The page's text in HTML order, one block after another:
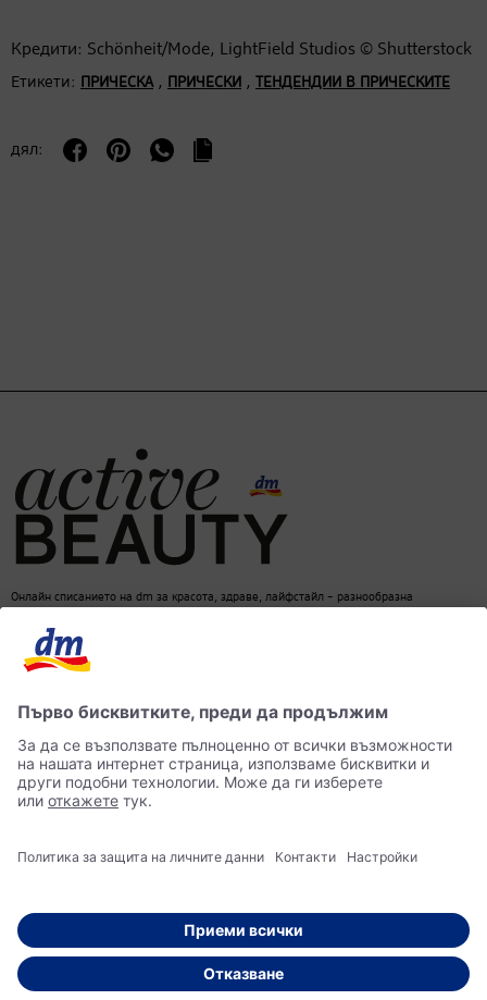
Кредити: Schönheit/Mode, LightField Studios © Shutterstock
Етикети: ПРИЧЕСКА, ПРИЧЕСКИ , ТЕНДЕНДИИ В ПРИЧЕСКИТЕ
дял:
Онлайн списанието на dm за красота, здраве, лайфстайл – разнообразна
dm онлайн магазин Контакти Лични данни
достъпност
© 2026 dm България ЕООД Моят магазин за козметика, парфюмерия, бебешки
продукти, здравословно хранене, стоки за дома, храна за домашни любимци и много
други.